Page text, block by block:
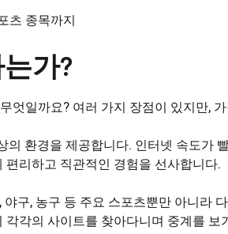
츠 종목까지
가?
엇일까요? 여러 가지 장점이 있지만,
환경을 제공합니다. 인터넷 속도
리하고 직관적인 경험을 선사합니다.
구, 농구 등 주요 스포츠뿐만 아니라
각의 사이트를 찾아다니며 중계를